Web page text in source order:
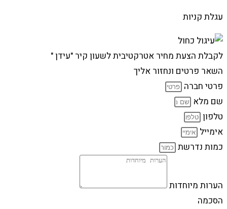
עגלת קניות
לקבלת הצעת מחיר אטרקטיבית לשעון קיר "עידן "
השאר פרטים ונחזור אליך
פרטי חברה
שם מלא
טלפון
אימייל
כמות נדרשת
הערות מיוחדות
הסכמה